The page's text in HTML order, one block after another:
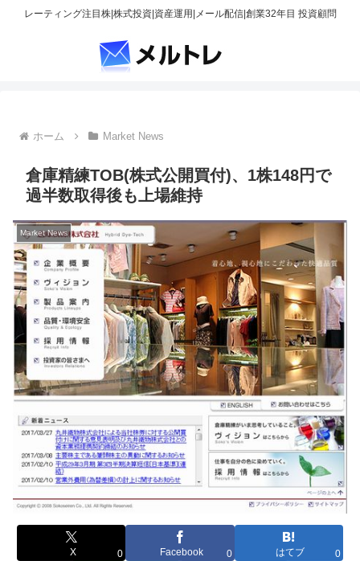
レーティング注目株|株式投資|資産運用|メール配信|創業32年目 投資顧問
ホーム Market News
倉庫精練TOB(株式公開買付)、1株148円で
過半数取得後も上場維持
Market News
X 0 Facebook 0 はてブ 0